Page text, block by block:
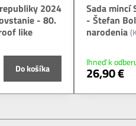
2024
- 80.
like
Do košíka
Sada mincí
- Štefan
narodenia
Ihneď k
26,90 €